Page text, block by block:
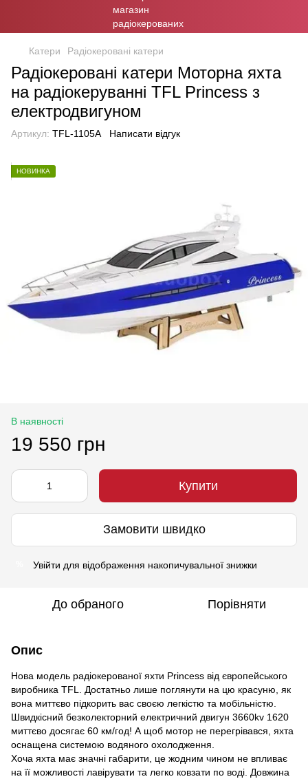
Катери Радіокеровані катери
Радіокеровані катери Моторна яхта
на радіокеруванні TFL Princess з
електродвигуном
Артикул: TFL-1105A Написати відгук
НОВИНКА
В наявності
19 550 грн
Купити
Замовити швидко
Увійти для відображення накопичувальної знижки
До обраного Порівняти
Опис
Нова модель радіокерованої яхти Princess від європейського
виробника TFL. Достатньо лише поглянути на цю красуню, як
вона миттєво підкорить вас своєю легкістю та мобільністю.
Швидкісний безколекторний електричний двигун 3660kv 1620
миттєво досягає 60 км/год! А щоб мотор не перегрівався, яхта
оснащена системою водяного охолодження.
Хоча яхта має значні габарити, це жодним чином не впливає
на її можливості лавірувати та легко ковзати по воді. Довжина